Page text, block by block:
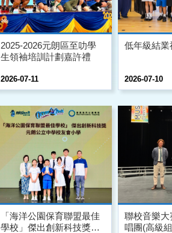
2025-2026元朗區至叻學
生領袖培訓計劃嘉許禮
2026-07-11
低年級結業
2026-07-10
「海洋公園保育聯盟最佳
學校」傑出創新科技獎
聯校音樂大
唱團(高級